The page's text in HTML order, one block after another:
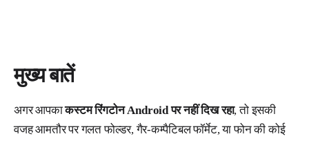
मुख्य बातें
अगर आपकाकस्टम रिंगटोन Android पर नहीं दिख रहा, तो इसकी
वजह आमतौर पर गलत फोल्डर, गैर-कम्पैटिबल फॉर्मेट, या फोन की कोई